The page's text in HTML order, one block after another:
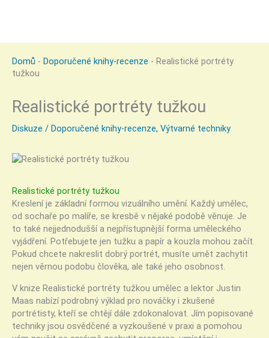
Domů - Doporučené knihy-recenze - Realistické portréty
tužkou
Realistické portréty tužkou
Diskuze / Doporučené knihy-recenze, Výtvarné techniky
Realistické portréty tužkou
Kreslení je základní formou vizuálního umění. Každý umělec,
od sochaře po malíře, se kresbě v nějaké podobě věnuje. Je
to také nejjednodušší a nejpřístupnější forma uměleckého
vyjádření. Potřebujete jen tužku a papír a kouzla mohou začít.
Pokud chcete nakreslit dobrý portrét, musíte umět zachytit
nejen věrnou podobu člověka, ale také jeho osobnost.
V knize Realistické portréty tužkou umělec a lektor Justin
Maas nabízí podrobný výklad pro nováčky i zkušené
portrétisty, kteří se chtějí dále zdokonalovat. Jím popisované
techniky jsou osvědčené a vyzkoušené v praxi a pomohou